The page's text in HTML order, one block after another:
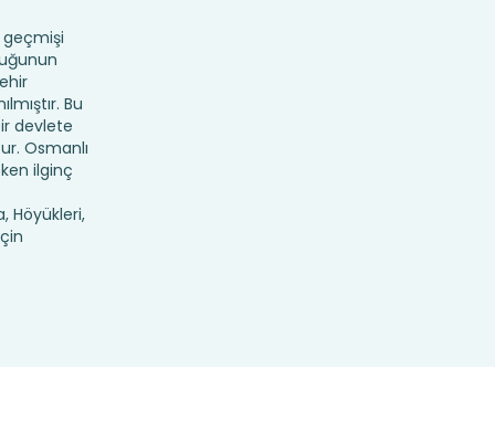
geçmişi
Bu
devlete
Osmanlı
ilginç
Höyükleri,